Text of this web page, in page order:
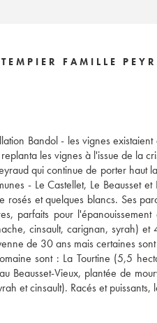
1982
1981
FAMILLE
Bandol - les vignes
les vignes à l'issue de la
qui continue de porter
- Le Castellet, Le Beausset
rosés et quelques blancs. Ses
parfaits pour
cinsault, carignan, syrah)
de 30 ans mais certaines
sont : La Tourtine (5,5
Beausset-Vieux, plantée de
et cinsault). Racés et